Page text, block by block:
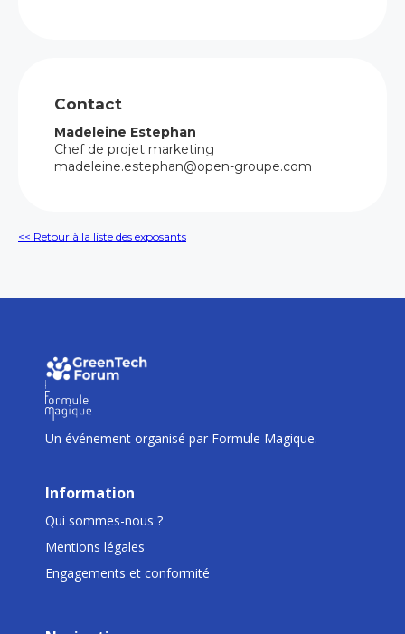
Contact
Madeleine Estephan
Chef de projet marketing
madeleine.estephan@open-groupe.com
<< Retour à la liste des exposants
III
Un événement organisé par Formule Magique.
Information
Qui sommes-nous ?
Mentions légales
Engagements et conformité